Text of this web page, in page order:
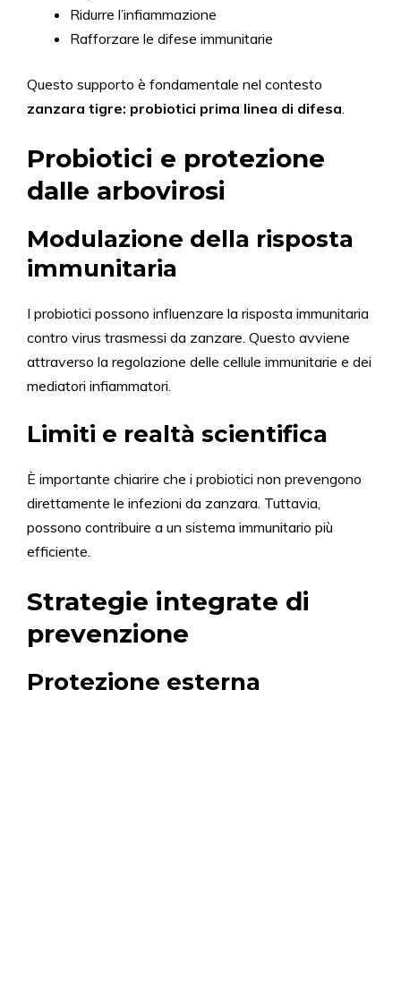
Ridurre l’infiammazione
Rafforzare le difese immunitarie
Questo supporto è fondamentale nel contesto
zanzara tigre: probiotici prima linea di difesa.
Probiotici e protezione
dalle arbovirosi
Modulazione della risposta
immunitaria
I probiotici possono influenzare la risposta immunitaria
contro virus trasmessi da zanzare. Questo avviene
attraverso la regolazione delle cellule immunitarie e dei
mediatori infiammatori.
Limiti e realtà scientifica
È importante chiarire che i probiotici non prevengono
direttamente le infezioni da zanzara. Tuttavia,
possono contribuire a un sistema immunitario più
efficiente.
Strategie integrate di
prevenzione
Protezione esterna